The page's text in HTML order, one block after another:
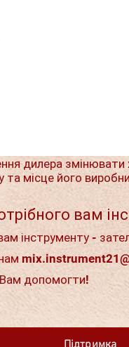
дилера змінювати
та місце його
вам
інструменту -
допомогти!